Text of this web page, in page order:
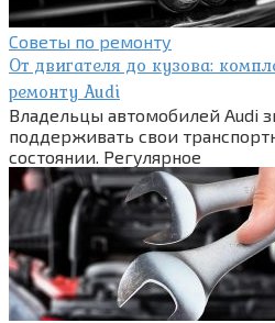
Советы по ремонту
От двигателя до кузова:
ремонту Audi
Владельцы автомобилей Audi
поддерживать свои
состоянии. Регулярное